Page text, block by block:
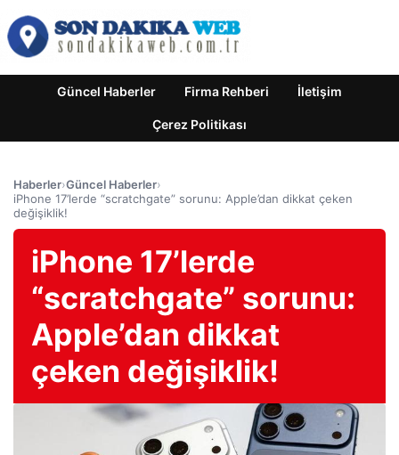
Güncel Haberler Firma Rehberi İletişim
Çerez Politikası
Haberler›Güncel Haberler›
iPhone 17’lerde “scratchgate” sorunu: Apple’dan dikkat çeken
değişiklik!
iPhone 17’lerde
“scratchgate” sorunu:
Apple’dan dikkat
çeken değişiklik!